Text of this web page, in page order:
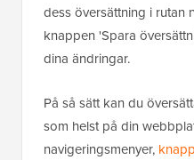
dess översättning i rutan
knappen 'Spara
dina ändringar.
På så sätt kan du
som helst på din
navigeringsmenyer,